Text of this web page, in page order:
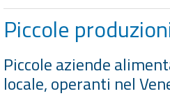
Piccole
Piccole aziende
locale, operanti nel